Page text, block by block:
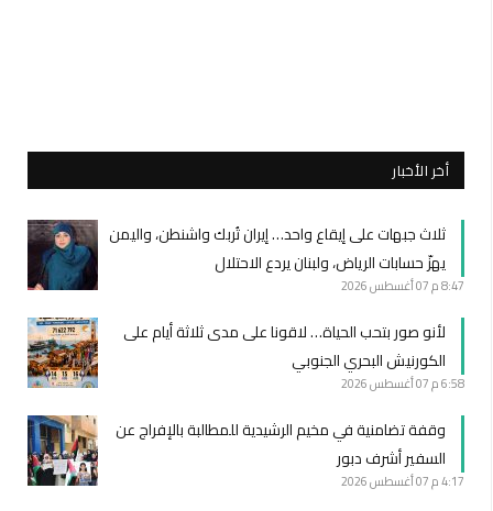
أخر الأخبار
ثلاث جبهات على إيقاع واحد… إيران تُربك واشنطن، واليمن
يهزّ حسابات الرياض، ولبنان يردع الاحتلال
8:47 م 07 أغسطس 2026
لأنو صور بتحب الحياة… لاقونا على مدى ثلاثة أيام على
الكورنيش البحري الجنوبي
6:58 م 07 أغسطس 2026
وقفة تضامنية في مخيم الرشيدية للمطالبة بالإفراج عن
السفير أشرف دبور
4:17 م 07 أغسطس 2026